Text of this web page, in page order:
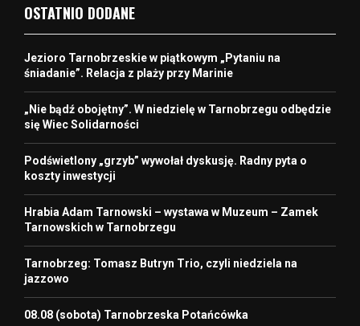
OSTATNIO DODANE
Jezioro Tarnobrzeskie w piątkowym „Pytaniu na
śniadanie”. Relacja z plaży przy Marinie
„Nie bądź obojętny”. W niedzielę w Tarnobrzegu odbędzie
się Wiec Solidarności
Podświetlony „grzyb” wywołał dyskusję. Radny pyta o
koszty inwestycji
Hrabia Adam Tarnowski – wystawa w Muzeum – Zamek
Tarnowskich w Tarnobrzegu
Tarnobrzeg: Tomasz Butryn Trio, czyli niedziela na
jazzowo
08.08 (sobota) Tarnobrzeska Potańcówka